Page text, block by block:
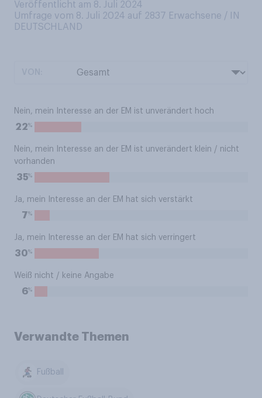
Veröffentlicht am 8. Juli 2024
Umfrage vom 8. Juli 2024 auf 2837 Erwachsene / IN
DEUTSCHLAND
Nein, mein Interesse an der EM ist unverändert hoch
22%
Nein, mein Interesse an der EM ist unverändert klein / nicht
vorhanden
35%
Ja, mein Interesse an der EM hat sich verstärkt
7%
Ja, mein Interesse an der EM hat sich verringert
30%
Weiß nicht / keine Angabe
6%
Verwandte Themen
Fußball